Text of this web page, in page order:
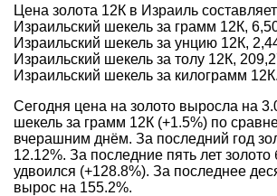
Цена золота 12К в Израиль составляет
Израильский шекель за грамм 12К,
Израильский шекель за унцию 12К,
Израильский шекель за толу 12К,
Израильский шекель за килограмм 12К.
Сегодня цена на золото выросла на
шекель за грамм 12К (+1.5%) по
вчерашним днём. За последний год
12.12%. За последние пять лет золото
удвоился (+128.8%). За последнее
вырос на 155.2%.